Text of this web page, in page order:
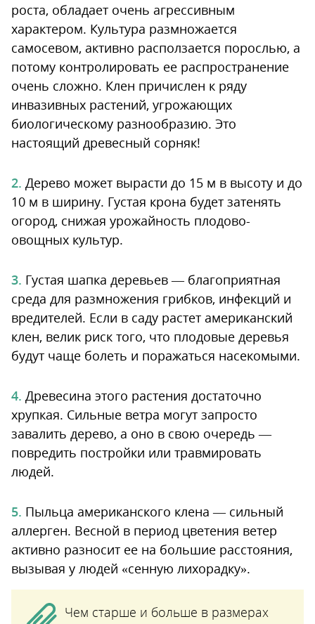
роста, обладает очень агрессивным
характером. Культура размножается
самосевом, активно расползается порослью, а
потому контролировать ее распространение
очень сложно. Клен причислен к ряду
инвазивных растений, угрожающих
биологическому разнообразию. Это
настоящий древесный сорняк!
Дерево может вырасти до 15 м в высоту и до
10 м в ширину. Густая крона будет затенять
огород, снижая урожайность плодово-
овощных культур.
Густая шапка деревьев — благоприятная
среда для размножения грибков, инфекций и
вредителей. Если в саду растет американский
клен, велик риск того, что плодовые деревья
будут чаще болеть и поражаться насекомыми.
Древесина этого растения достаточно
хрупкая. Сильные ветра могут запросто
завалить дерево, а оно в свою очередь —
повредить постройки или травмировать
людей.
Пыльца американского клена — сильный
аллерген. Весной в период цветения ветер
активно разносит ее на большие расстояния,
вызывая у людей «сенную лихорадку».
Чем старше и больше в размерах